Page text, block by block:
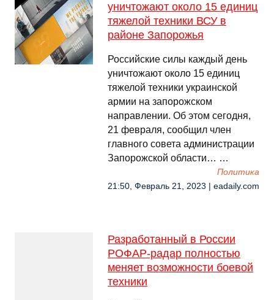
уничтожают около 15 единиц
тяжелой техники ВСУ в
районе Запорожья
Российские силы каждый день
уничтожают около 15 единиц
тяжелой техники украинской
армии на запорожском
направлении. Об этом сегодня,
21 февраля, сообщил член
главного совета администрации
Запорожской области… …
Политика
21:50, Февраль 21, 2023 | eadaily.com
Разработанный в России
РОФАР-радар полностью
меняет возможности боевой
техники